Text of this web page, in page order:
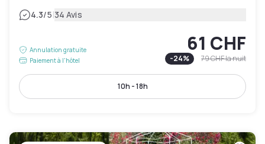
4.3/5|34 Avis
Annulation gratuite
Paiement à l'hôtel
61 CHF
-24% 79 CHFla nuit
10h - 18h